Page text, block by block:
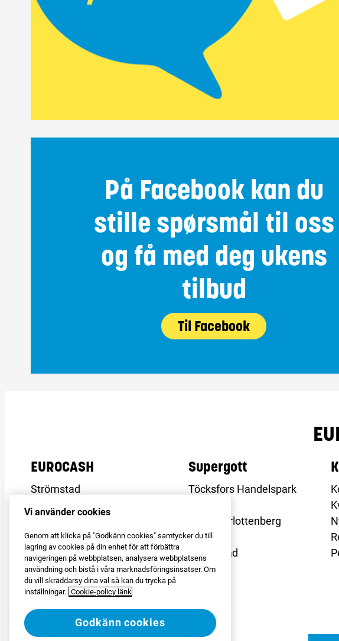
På Facebook kan du
stille spørsmål til oss
og få med deg ukens
tilbud
Til Facebook
EUROCASH
Strömstad
Eda/Charlottenberg
Storlien
Svinesund
Töcksfors Handelspark
Töcksfors Shoppingcenter
Supergott
Töcksfors Handelspark
Eda/Charlottenberg
Långflon
Strömstad
Vi använder cookies
Genom att klicka på "Godkänn cookies" samtycker du till
lagring av cookies på din enhet för att förbättra
navigeringen på webbplatsen, analysera webbplatsens
användning och bistå i våra marknadsföringsinsatser. Om
du vill skräddarsy dina val så kan du trycka på
inställningar. Cookie-policy länk
Godkänn cookies